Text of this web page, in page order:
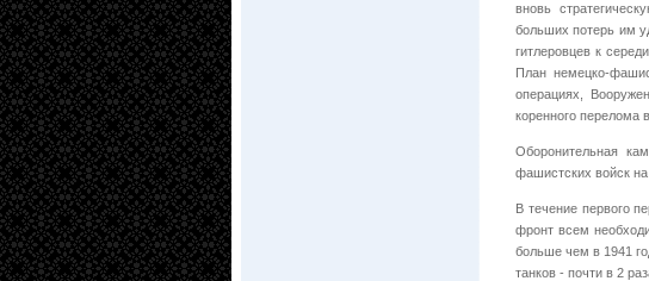
вновь
больших потерь им
гитлеровцев к
План немецко-
операциях,
коренного перелома
Оборонительная
фашистских войск
В течение первого
фронт всем
больше чем в 1941
танков - почти в 2